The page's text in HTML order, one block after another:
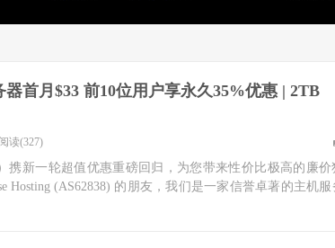
器首月$33 前10位用户享永久35%优惠 | 2TB
阅读(327)
）携新一轮超值优惠重磅回归，为您带来性价比极高的廉价
Hosting (AS62838) 的朋友，我们是一家信誉卓著的主机服